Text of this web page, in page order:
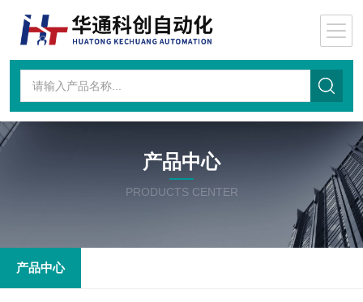
产品中心
PRODUCTS CENTER
产品中心